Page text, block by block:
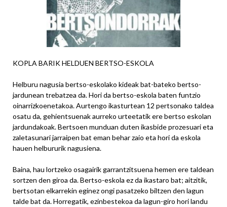
KOPLA BARIK HELDUEN BERTSO-ESKOLA
Helburu nagusia bertso-eskolako kideak bat-bateko bertso-
jardunean trebatzea da. Hori da bertso-eskola baten funtzio
oinarrizkoenetakoa. Aurtengo ikasturtean 12 pertsonako taldea
osatu da, gehientsuenak aurreko urteetatik ere bertso eskolan
jardundakoak. Bertsoen munduan duten ikasbide prozesuari eta
zaletasunari jarraipen bat eman behar zaio eta hori da eskola
hauen helbururik nagusiena.
Baina, hau lortzeko osagairik garrantzitsuena hemen ere taldean
sortzen den giroa da. Bertso-eskola ez da ikastaro bat; aitzitik,
bertsotan elkarrekin eginez ongi pasatzeko biltzen den lagun
talde bat da. Horregatik, ezinbestekoa da lagun-giro hori landu